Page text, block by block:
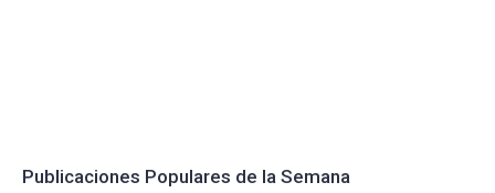
Publicaciones Populares de la Semana